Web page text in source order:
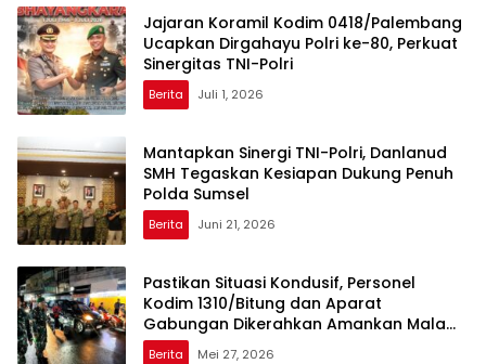
Jajaran Koramil Kodim 0418/Palembang
Ucapkan Dirgahayu Polri ke-80, Perkuat
Sinergitas TNI-Polri
Berita Juli 1, 2026
Mantapkan Sinergi TNI-Polri, Danlanud
SMH Tegaskan Kesiapan Dukung Penuh
Polda Sumsel
Berita Juni 21, 2026
Pastikan Situasi Kondusif, Personel
Kodim 1310/Bitung dan Aparat
Gabungan Dikerahkan Amankan Malam
Takbiran dan Sholat Idul Adha 1447 H
Berita Mei 27, 2026